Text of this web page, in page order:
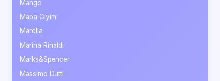
Mango
Mapa Giyim
Marella
Marina Rinaldi
Marks&Spencer
Massimo Dutti